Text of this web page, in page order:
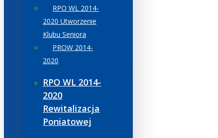
RPO WL 2014-
2020 Utworzenie
Klubu Seniora
PROW 2014-
2020
RPO WL 2014-
2020
Rewitalizacja
Poniatowej